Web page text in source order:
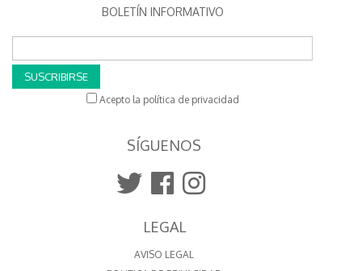
BOLETÍN INFORMATIVO
SUSCRIBIRSE
Acepto la política de privacidad
SÍGUENOS
LEGAL
AVISO LEGAL